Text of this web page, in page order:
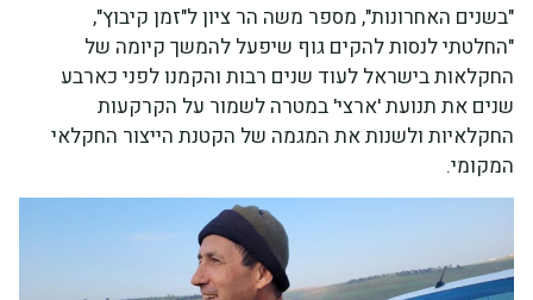
"בשנים האחרונות", מספר משה הר ציון ל"זמן קיבוץ",
"החלטתי לנסות להקים גוף שיפעל להמשך קיומה של
החקלאות בישראל לעוד שנים רבות והקמנו לפני כארבע
שנים את תנועת 'ארצי' במטרה לשמור על הקרקעות
החקלאיות ולשנות את המגמה של הקטנת הייצור החקלאי
המקומי.